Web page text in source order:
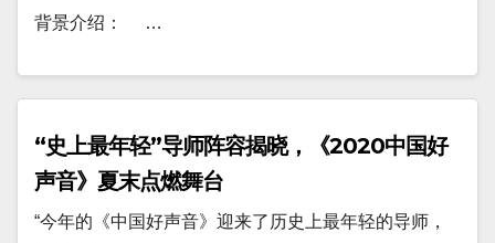
背景介绍： …
“史上最年轻”导师阵容揭晓，《2020中国好
声音》夏末点燃舞台
“今年的《中国好声音》迎来了历史上最年轻的导师，